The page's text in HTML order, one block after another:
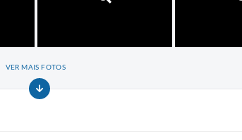
VER MAIS FOTOS